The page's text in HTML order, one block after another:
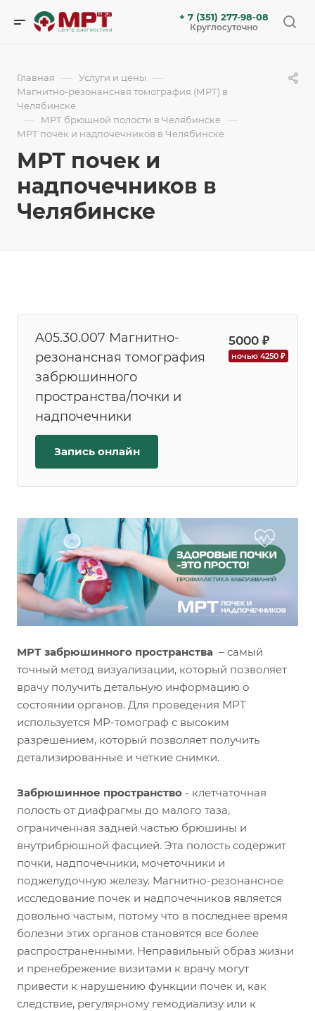
+ 7 (351) 277-98-08
Круглосуточно
Главная — Услуги и цены —
Магнитно-резонансная томография (МРТ) в
Челябинске
— МРТ брюшной полости в Челябинске —
МРТ почек и надпочечников в Челябинске
МРТ почек и
надпочечников в
Челябинске
A05.30.007 Магнитно-
резонансная томография
забрюшинного
пространства/почки и
надпочечники
5000 ₽
ночью 4250 ₽
Запись онлайн
МРТ забрюшинного пространства – самый
точный метод визуализации, который позволяет
врачу получить детальную информацию о
состоянии органов. Для проведения МРТ
используется МР-томограф с высоким
разрешением, который позволяет получить
детализированные и четкие снимки.
Забрюшинное пространство - клетчаточная
полость от диафрагмы до малого таза,
ограниченная задней частью брюшины и
внутрибрюшной фасцией. Эта полость содержит
почки, надпочечники, мочеточники и
поджелудочную железу. Магнитно-резонансное
исследование почек и надпочечников является
довольно частым, потому что в последнее время
болезни этих органов становятся все более
распространенными. Неправильный образ жизни
и пренебрежение визитами к врачу могут
привести к нарушению функции почек и, как
следствие, регулярному гемодиализу или к